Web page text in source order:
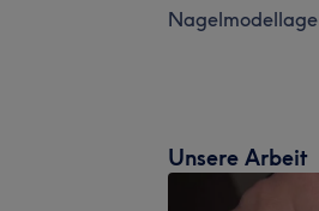
Nagelmodellage
Unsere Arbeit